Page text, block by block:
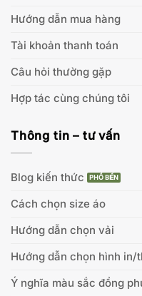
Hướng dẫn mua hàng
Tài khoản thanh toán
Câu hỏi thường gặp
Hợp tác cùng chúng tôi
Thông tin – tư vấn
Blog kiến thức
Cách chọn size áo
Hướng dẫn chọn vải
Hướng dẫn chọn hình in/
Ý nghĩa màu sắc đồng